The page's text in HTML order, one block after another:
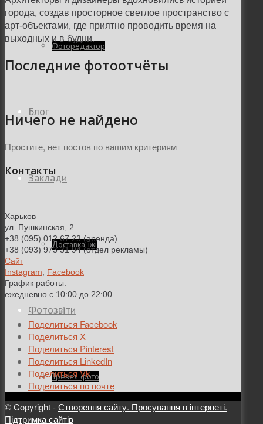
Фоторедактор
Блог
Заклади
Доставка їжі
Фотозвіти
Тревел фото
города, создав просторное светлое пространство с
арт-объектами, где приятно проводить время на
выходных и в будни.
Последние фотоотчёты
Ничего не найдено
Простите, нет постов по вашим критериям
Контакты
Харьков
ул. Пушкинская, 2
+38 (095) 012 67 23 (аренда)
+38 (093) 973 31 94 (отдел рекламы)
Сайт
Instagram
Facebook
График работы:
ежедневно с 10:00 до 22:00
Поделиться Facebook
Поделиться X
Поделиться Pinterest
Поделиться LinkedIn
Поделиться Vk
Поделиться по почте
© Copyright -Створення сайту. Просування в інтернеті.
Підтримка сайтів